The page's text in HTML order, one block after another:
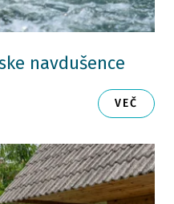
navdušence
VEČ